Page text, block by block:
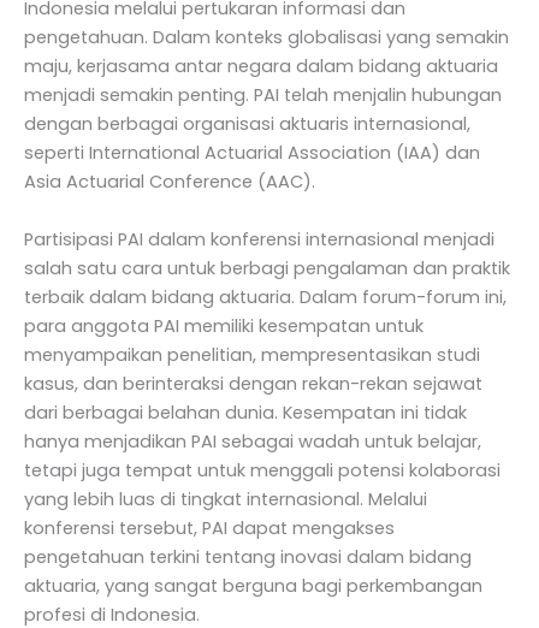
Indonesia melalui pertukaran informasi dan
pengetahuan. Dalam konteks globalisasi yang semakin
maju, kerjasama antar negara dalam bidang aktuaria
menjadi semakin penting. PAI telah menjalin hubungan
dengan berbagai organisasi aktuaris internasional,
seperti International Actuarial Association (IAA) dan
Asia Actuarial Conference (AAC).
Partisipasi PAI dalam konferensi internasional menjadi
salah satu cara untuk berbagi pengalaman dan praktik
terbaik dalam bidang aktuaria. Dalam forum-forum ini,
para anggota PAI memiliki kesempatan untuk
menyampaikan penelitian, mempresentasikan studi
kasus, dan berinteraksi dengan rekan-rekan sejawat
dari berbagai belahan dunia. Kesempatan ini tidak
hanya menjadikan PAI sebagai wadah untuk belajar,
tetapi juga tempat untuk menggali potensi kolaborasi
yang lebih luas di tingkat internasional. Melalui
konferensi tersebut, PAI dapat mengakses
pengetahuan terkini tentang inovasi dalam bidang
aktuaria, yang sangat berguna bagi perkembangan
profesi di Indonesia.